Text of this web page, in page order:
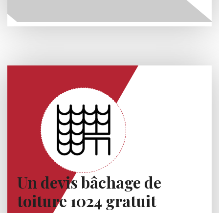
Un devis bâchage de
toiture 1024 gratuit